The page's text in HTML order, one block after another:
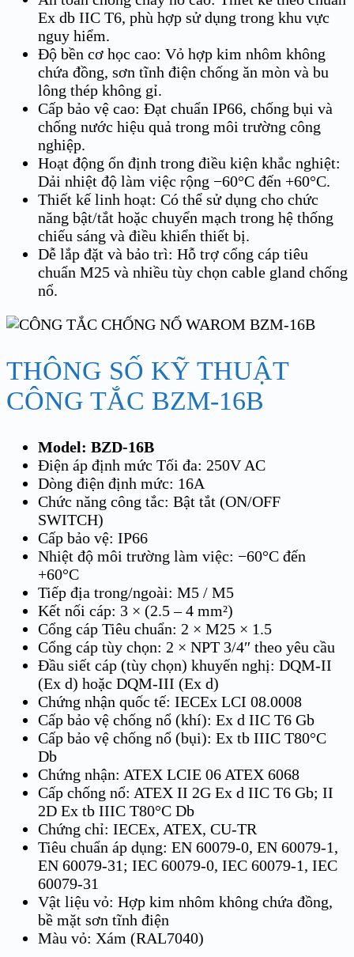
Ex db IIC T6, phù hợp sử dụng trong khu vực
nguy hiểm.
Độ bền cơ học cao: Vỏ hợp kim nhôm không
chứa đồng, sơn tĩnh điện chống ăn mòn và bu
lông thép không gỉ.
Cấp bảo vệ cao: Đạt chuẩn IP66, chống bụi và
chống nước hiệu quả trong môi trường công
nghiệp.
Hoạt động ổn định trong điều kiện khắc nghiệt:
Dải nhiệt độ làm việc rộng −60°C đến +60°C.
Thiết kế linh hoạt: Có thể sử dụng cho chức
năng bật/tắt hoặc chuyển mạch trong hệ thống
chiếu sáng và điều khiển thiết bị.
Dễ lắp đặt và bảo trì: Hỗ trợ cổng cáp tiêu
chuẩn M25 và nhiều tùy chọn cable gland chống
nổ.
THÔNG SỐ KỸ THUẬT
CÔNG TẮC BZM-16B
Model: BZD-16B
Điện áp định mức Tối đa: 250V AC
Dòng điện định mức: 16A
Chức năng công tắc: Bật tắt (ON/OFF
SWITCH)
Cấp bảo vệ: IP66
Nhiệt độ môi trường làm việc: −60°C đến
+60°C
Tiếp địa trong/ngoài: M5 / M5
Kết nối cáp: 3 × (2.5 – 4 mm²)
Cổng cáp Tiêu chuẩn: 2 × M25 × 1.5
Cổng cáp tùy chọn: 2 × NPT 3/4″ theo yêu cầu
Đầu siết cáp (tùy chọn) khuyến nghị: DQM-II
(Ex d) hoặc DQM-III (Ex d)
Chứng nhận quốc tế: IECEx LCI 08.0008
Cấp bảo vệ chống nổ (khí): Ex d IIC T6 Gb
Cấp bảo vệ chống nổ (bụi): Ex tb IIIC T80°C
Db
Chứng nhận: ATEX LCIE 06 ATEX 6068
Cấp chống nổ: ATEX II 2G Ex d IIC T6 Gb; II
2D Ex tb IIIC T80°C Db
Chứng chỉ: IECEx, ATEX, CU-TR
Tiêu chuẩn áp dụng: EN 60079-0, EN 60079-1,
EN 60079-31; IEC 60079-0, IEC 60079-1, IEC
60079-31
Vật liệu vỏ: Hợp kim nhôm không chứa đồng,
bề mặt sơn tĩnh điện
Màu vỏ: Xám (RAL7040)